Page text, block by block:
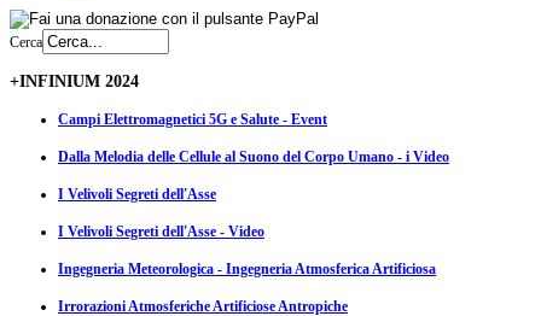
Cerca
+INFINIUM 2024
Campi Elettromagnetici 5G e Salute - Event
Dalla Melodia delle Cellule al Suono del Corpo Umano - i Video
I Velivoli Segreti dell'Asse
I Velivoli Segreti dell'Asse - Video
Ingegneria Meteorologica - Ingegneria Atmosferica Artificiosa
Irrorazioni Atmosferiche Artificiose Antropiche